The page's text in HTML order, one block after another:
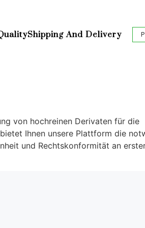
Shipping And Delivery
von hochreinen Derivaten für die
Ihnen unsere Plattform die
und Rechtskonformität an